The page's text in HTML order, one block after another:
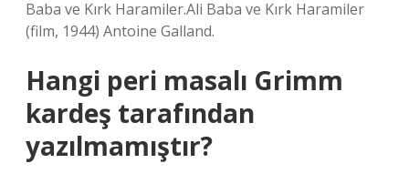
Baba ve Kırk Haramiler.Ali Baba ve Kırk Haramiler
(film, 1944) Antoine Galland.
Hangi peri masalı Grimm
kardeş tarafından
yazılmamıştır?